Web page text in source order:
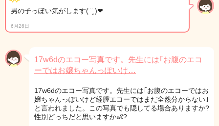
男の子っぽい気がします( ¨̮ )︎︎❤︎︎
6月26日
17w6dのエコー写真です。先生には｢お腹のエコ
ーではお嬢ちゃんっぽいけ…
17w6dのエコー写真です。先生には｢お腹のエコーではお
嬢ちゃんっぽいけど経膣エコーではまだ全然分からない｣
と言われました。この写真でも隠してる場合ありますか?
性別どっちだと思いますか👶?